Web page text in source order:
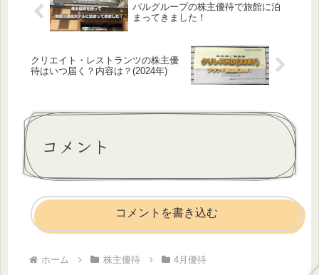
パルグループの株主優待で旅館に泊
まってきました！
クリエイト・レストランツの株主優
待はいつ届く？内容は？(2024年)
コメント
コメントを書き込む
ホーム 株主優待 4月優待